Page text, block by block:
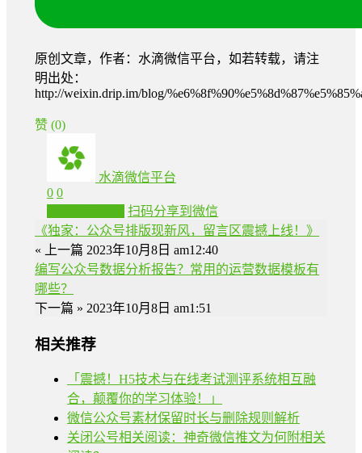
原创文章，作者：水滴微信平台，如若转载，请注
明出处：
http://weixin.drip.im/blog/
赞 (0)
水滴微信平台
0 0
扫码分享到微信
《独家：公众号排版现新风，留言区震撼上线！》
« 上一篇 2023年10月8日 am12:40
编写公众号数据分析报告？常用的运营数据模板有
哪些？
下一篇 » 2023年10月8日 am1:51
相关推荐
「震撼！H5技术与在线考试测评系统相互融
合，颠覆你的学习体验！」
微信公众号素材保留时长与删除规则解析
关闭公号相关阅读：神奇微信推文为何附相关